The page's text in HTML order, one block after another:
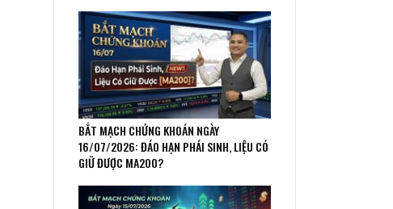
BẮT MẠCH CHỨNG KHOÁN NGÀY
16/07/2026: ĐÁO HẠN PHÁI SINH, LIỆU CÓ
GIỮ ĐƯỢC MA200?